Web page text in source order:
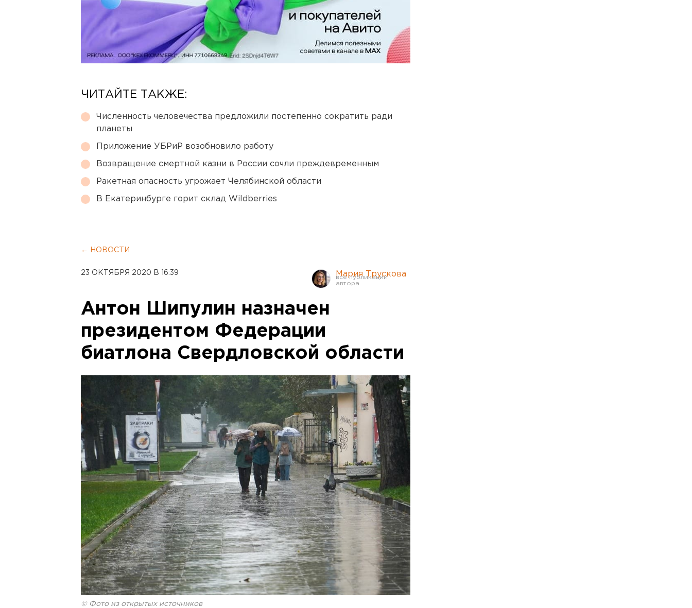
ЧИТАЙТЕ ТАКЖЕ:
Численность человечества предложили постепенно сократить ради
планеты
Приложение УБРиР возобновило работу
Возвращение смертной казни в России сочли преждевременным
Ракетная опасность угрожает Челябинской области
В Екатеринбурге горит склад Wildberries
← НОВОСТИ
23 ОКТЯБРЯ 2020 В 16:39 Мария Трускова
Антон Шипулин назначен
президентом Федерации
биатлона Свердловской области
© Фото из открытых источников